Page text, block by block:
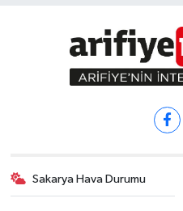
Sakarya Hava Durumu